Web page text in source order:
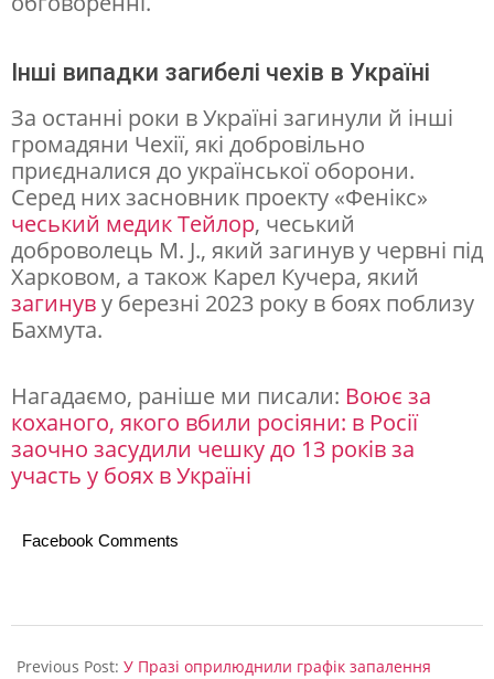
Інші випадки загибелі чехів в Україні
За останні роки в Україні загинули й інші
громадяни Чехії, які добровільно
приєдналися до української оборони.
Серед них засновник проекту «Фенікс»
чеський медик Тейлор, чеський
доброволець M. J., який загинув у червні під
Харковом, а також Карел Кучера, який
загинуву березні 2023 року в боях поблизу
Бахмута.
Нагадаємо, раніше ми писали: Воює за
коханого, якого вбили росіяни: в Росії
заочно засудили чешку до 13 років за
участь у боях в Україні
Facebook Comments
11-
Previous Post: У Празі оприлюднили графік запалення